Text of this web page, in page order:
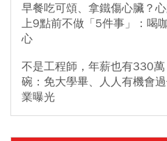
早餐吃可頌、拿鐵傷心臟？
上9點前不做「5件事」：喝
心
不是工程師，年薪也有330
碗：免大學畢、人人有機會
業曝光